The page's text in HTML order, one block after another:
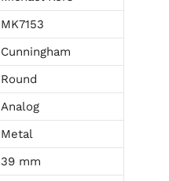
MK7153
Cunningham
Round
Analog
Metal
39 mm